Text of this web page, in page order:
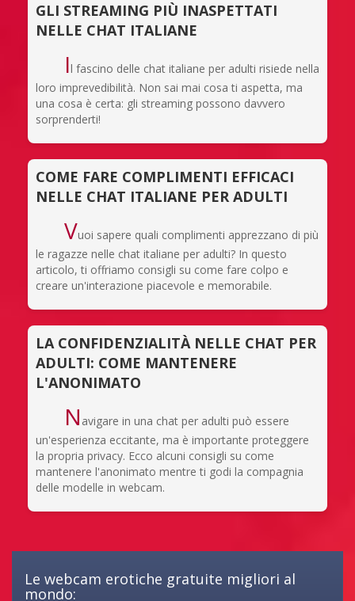
GLI STREAMING PIÙ INASPETTATI
NELLE CHAT ITALIANE
Il fascino delle chat italiane per adulti risiede nella
loro imprevedibilità. Non sai mai cosa ti aspetta, ma
una cosa è certa: gli streaming possono davvero
sorprenderti!
COME FARE COMPLIMENTI EFFICACI
NELLE CHAT ITALIANE PER ADULTI
Vuoi sapere quali complimenti apprezzano di più
le ragazze nelle chat italiane per adulti? In questo
articolo, ti offriamo consigli su come fare colpo e
creare un'interazione piacevole e memorabile.
LA CONFIDENZIALITÀ NELLE CHAT PER
ADULTI: COME MANTENERE
L'ANONIMATO
N avigare in una chat per adulti può essere
un'esperienza eccitante, ma è importante proteggere
la propria privacy. Ecco alcuni consigli su come
mantenere l'anonimato mentre ti godi la compagnia
delle modelle in webcam.
Le webcam erotiche gratuite migliori al
mondo: